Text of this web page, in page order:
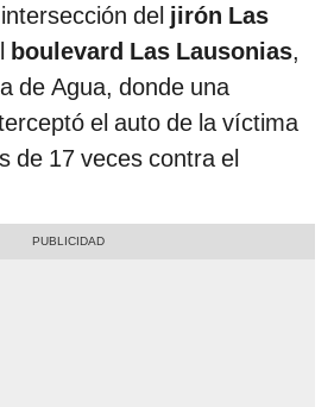
del jirón Las
boulevard Las Lausonias,
de Agua, donde una
el auto de la víctima
de 17 veces contra el